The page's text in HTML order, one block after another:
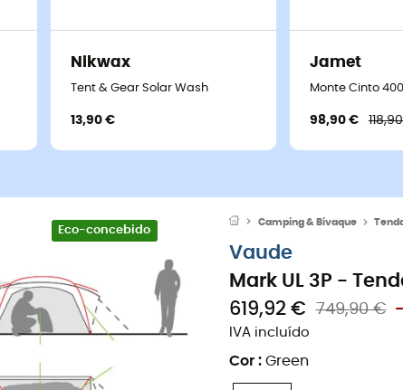
Nikwax
Tent & Gear Solar Wash
13,90 €
Jamet
Monte Cinto
98,90 €
Eco-concebido
Camping & Bivaque
Vaude
Mark UL 3P -
619,92 €
749,90 €
IVA incluído
Cor : Green